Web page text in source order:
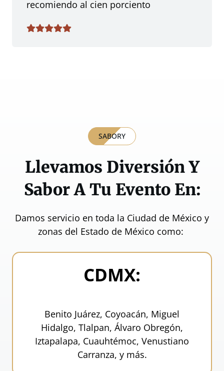
recomiendo al cien porciento
SABORY
Llevamos Diversión Y
Sabor A Tu Evento En:
Damos servicio en toda la Ciudad de México y
zonas del Estado de México como:
CDMX:
Benito Juárez, Coyoacán, Miguel
Hidalgo, Tlalpan, Álvaro Obregón,
Iztapalapa, Cuauhtémoc, Venustiano
Carranza, y más.